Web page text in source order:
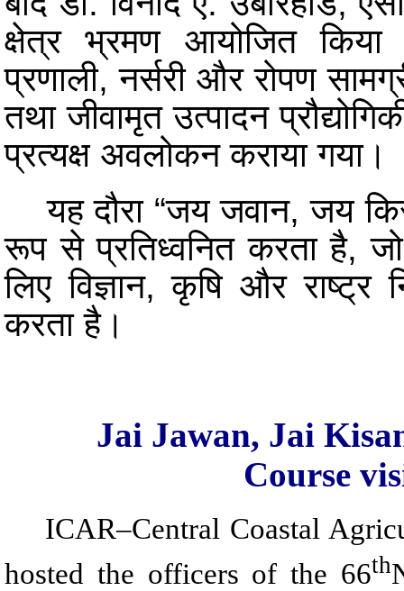
क्षेत्र भ्रमण आयोजित किया
प्रणाली, नर्सरी और रोपण
तथा जीवामृत उत्पादन
प्रत्यक्ष अवलोकन कराया गया।
यह दौरा “जय जवान, जय
रूप से प्रतिध्वनित करता है,
लिए विज्ञान, कृषि और
करता है।
Jai Jawan, Jai
Course
ICAR–Central Coastal
hosted the officers of the 66th